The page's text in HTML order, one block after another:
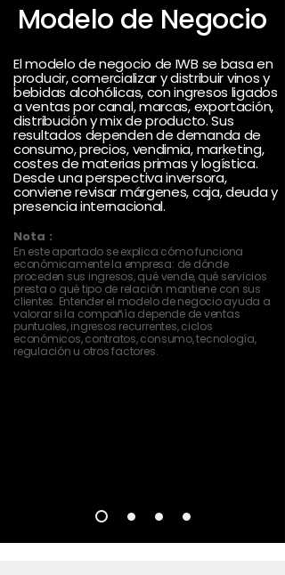
Modelo de Negocio
El modelo de negocio de IWB se basa en
producir, comercializar y distribuir vinos y
bebidas alcohólicas, con ingresos ligados
a ventas por canal, marcas, exportación,
distribución y mix de producto. Sus
resultados dependen de demanda de
consumo, precios, vendimia, marketing,
costes de materias primas y logística.
Desde una perspectiva inversora,
conviene revisar márgenes, caja, deuda y
presencia internacional.
Nota :
En este apartado se explica cómo funciona
económicamente la empresa: de dónde
proceden sus ingresos, qué vende, qué servicios
presta o qué tipo de relación mantiene con sus
clientes. Entender el modelo de negocio ayuda a
valorar si la compañía depende de ventas
puntuales, ingresos recurrentes, ciclos
económicos, contratos, consumo, tecnología,
regulación u otros factores.